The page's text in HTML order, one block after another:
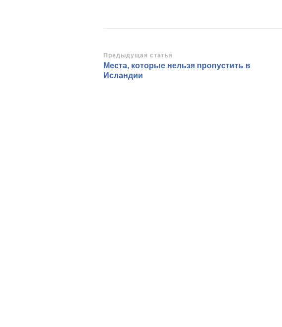
Навигация
по
Предыдущая статья
Места, которые нельзя пропустить в
Исландии